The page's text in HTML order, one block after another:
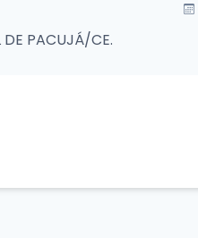
DE PACUJÁ/CE.